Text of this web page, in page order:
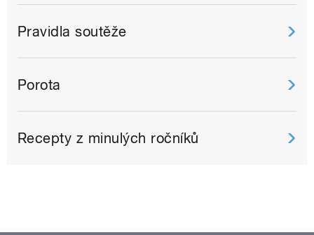
Pravidla soutěže
Porota
Recepty z minulých ročníků